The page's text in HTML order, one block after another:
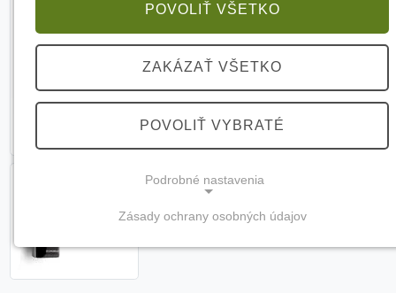
POVOLIŤ VŠETKO
ZAKÁZAŤ VŠETKO
POVOLIŤ VYBRATÉ
Podrobné nastavenia
(vždy aktívne, nemožno vypnúť)
Zásady ochrany osobných údajov